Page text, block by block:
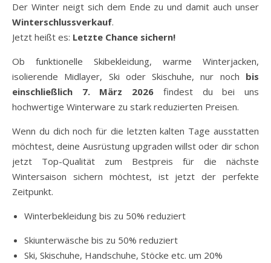
Der Winter neigt sich dem Ende zu und damit auch unser
Winterschlussverkauf.
Jetzt heißt es: Letzte Chance sichern!
Ob funktionelle Skibekleidung, warme Winterjacken,
isolierende Midlayer, Ski oder Skischuhe, nur noch bis
einschließlich 7. März 2026 findest du bei uns
hochwertige Winterware zu stark reduzierten Preisen.
Wenn du dich noch für die letzten kalten Tage ausstatten
möchtest, deine Ausrüstung upgraden willst oder dir schon
jetzt Top-Qualität zum Bestpreis für die nächste
Wintersaison sichern möchtest, ist jetzt der perfekte
Zeitpunkt.
Winterbekleidung bis zu 50% reduziert
Skiunterwäsche bis zu 50% reduziert
Ski, Skischuhe, Handschuhe, Stöcke etc. um 20%